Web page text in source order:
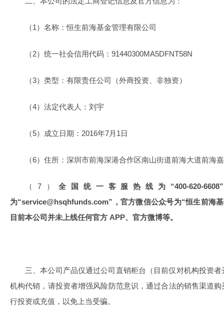
（1）名称：恒生前海基金管理有限公司
（2）统一社会信用代码：91440300MA5DFNT58N
（3）类型：有限责任公司（外商投资、非独资）
（4）法定代表人：刘宇
（5）成立日期：2016年7月1日
（6）住所：深圳市前海深港合作区南山街道前海大道前海
（7）全国统一客服热线为“400-620-
为“service@hsqhfunds.com”，官方微信公众号为“恒生前海
目前本公司并未上线任何官方 APP、官方微博等。
三、本公司产品仅通过公司直销柜台（目前仅对机构投资
机构代销，请投资者增强风险防范意识，通过合法的销售渠道
行投资或充值，以免上当受骗。